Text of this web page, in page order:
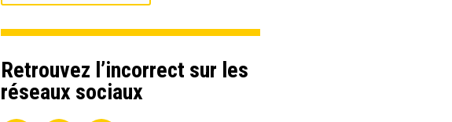
Retrouvez l’incorrect sur les
réseaux sociaux